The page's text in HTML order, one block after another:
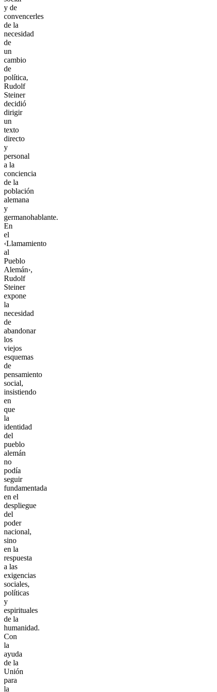
y de
convencerles
de la
necesidad
de
un
cambio
de
política,
Rudolf
Steiner
decidió
dirigir
un
texto
directo
y
personal
a la
conciencia
de la
población
alemana
y
germanohablante.
En
el
‹Llamamiento
al
Pueblo
Alemán›,
Rudolf
Steiner
expone
la
necesidad
de
abandonar
los
viejos
esquemas
de
pensamiento
social,
insistiendo
en
que
la
identidad
del
pueblo
alemán
no
podía
seguir
fundamentada
en el
despliegue
del
poder
nacional,
sino
en la
respuesta
a las
exigencias
sociales,
políticas
y
espirituales
de la
humanidad.
Con
la
ayuda
de la
Unión
para
la